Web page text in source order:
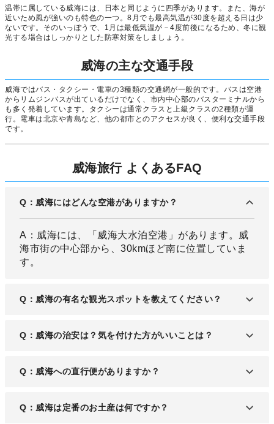
温帯に属している威海には、日本と同じように四季があります。また、海が
近いため風が強いのも特色の一つ。8月でも最高気温が30度を超える日は少
ないです。そのいっぽうで、1月は最低気温が－4度前後になるため、冬に観
光する場合はしっかりとした防寒対策をしましょう。
威海の主な交通手段
威海ではバス・タクシー・電車の3種類の交通網が一般的です。バスは空港
からリムジンバスが出ているだけでなく、市内中心部のバスターミナルから
も多く発着しています。タクシーは通常クラスと上級クラスの2種類が運
行。電車は北京や青島など、他の都市とのアクセスが良く、便利な交通手段
です。
威海旅行 よくあるFAQ
Q：威海にはどんな空港がありますか？
A：威海には、「威海大水泊空港」があります。威
海市街の中心部から、30kmほど南に位置していま
す。
Q：威海の有名な観光スポットを教えてください？
A：威海は海沿いの都市。海水浴場や、公園などが
Q：威海の治安は？気を付けた方がいいことは？
A：威海の治安はかなり良好で、国家衛生都市とも
言えるでしょう。
Q：威海への直行便がありますか？
A：威海大水泊空港へは、日本からの直行便があり
Q：威海は定番のお土産は何ですか？